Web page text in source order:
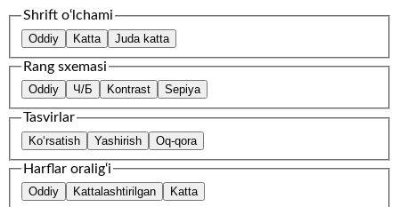
Shrift o‘lchami
Oddiy Katta Juda katta
Rang sxemasi
Oddiy Ч/Б Kontrast Sepiya
Tasvirlar
Ko‘rsatish Yashirish Oq-qora
Harflar oralig‘i
Oddiy Kattalashtirilgan Katta